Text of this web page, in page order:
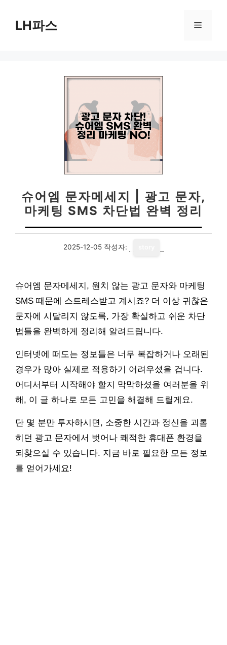
LH파스 메
슈어엠 문자메세지 | 광고 문자,
마케팅 SMS 차단법 완벽 정리
2025-12-05 작성자:
슈어엠 문자메세지, 원치 않는 광고 문자와 마케팅
SMS 때문에 스트레스받고 계시죠? 더 이상 귀찮은
문자에 시달리지 않도록, 가장 확실하고 쉬운 차단
법들을 완벽하게 정리해 알려드립니다.
인터넷에 떠도는 정보들은 너무 복잡하거나 오래된
경우가 많아 실제로 적용하기 어려우셨을 겁니다.
어디서부터 시작해야 할지 막막하셨을 여러분을 위
해, 이 글 하나로 모든 고민을 해결해 드릴게요.
단 몇 분만 투자하시면, 소중한 시간과 정신을 괴롭
히던 광고 문자에서 벗어나 쾌적한 휴대폰 환경을
되찾으실 수 있습니다. 지금 바로 필요한 모든 정보
를 얻어가세요!